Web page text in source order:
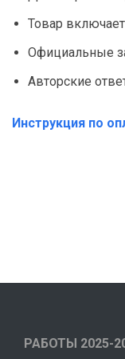
Товар
Официальные
Авторские
Инструкция по
РАБОТЫ 2025-